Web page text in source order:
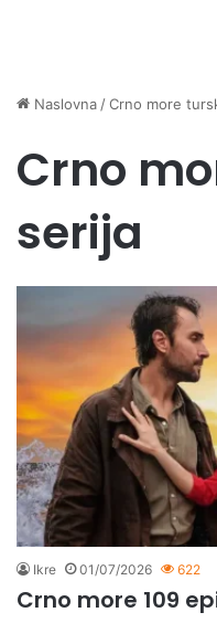
Naslovna /Crno more
Crno
serija
Ikre 01/07/2026 622
Crno more 109